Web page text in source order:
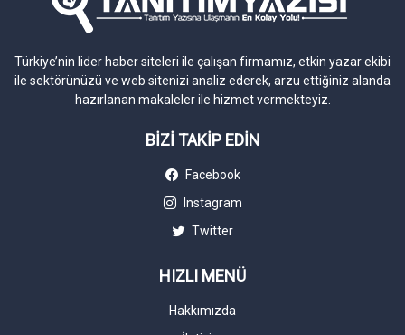
Türkiye’nin lider haber siteleri ile çalışan firmamız, etkin yazar ekibi
ile sektörünüzü ve web sitenizi analiz ederek, arzu ettiğiniz alanda
hazırlanan makaleler ile hizmet vermekteyiz.
BİZİ TAKİP EDİN
Facebook
Instagram
Twitter
HIZLI MENÜ
Hakkımızda